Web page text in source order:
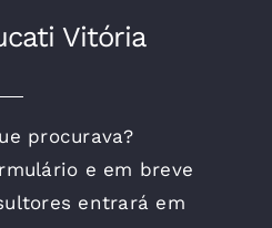
Vitória
procurava?
e em breve
entrará em